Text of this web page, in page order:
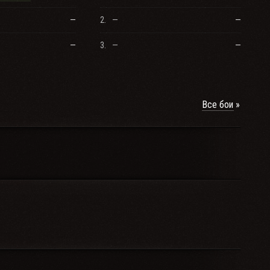
—
—
2. — —
3. — —
Все бои